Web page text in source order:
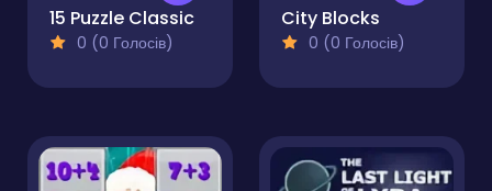
15 Puzzle Classic
0 (0 Голосів)
City Blocks
0 (0 Голосів)